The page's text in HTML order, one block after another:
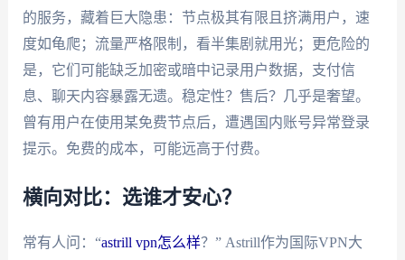
的服务，藏着巨大隐患：节点极其有限且挤满用户，速
度如龟爬；流量严格限制，看半集剧就用光；更危险的
是，它们可能缺乏加密或暗中记录用户数据，支付信
息、聊天内容暴露无遗。稳定性？售后？几乎是奢望。
曾有用户在使用某免费节点后，遭遇国内账号异常登录
提示。免费的成本，可能远高于付费。
横向对比：选谁才安心？
常有人问：“astrill vpn怎么样？” Astrill作为国际VPN大